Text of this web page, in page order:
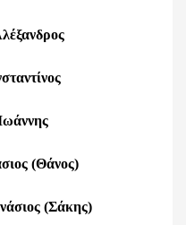
(Θάνος)
(Σάκης)